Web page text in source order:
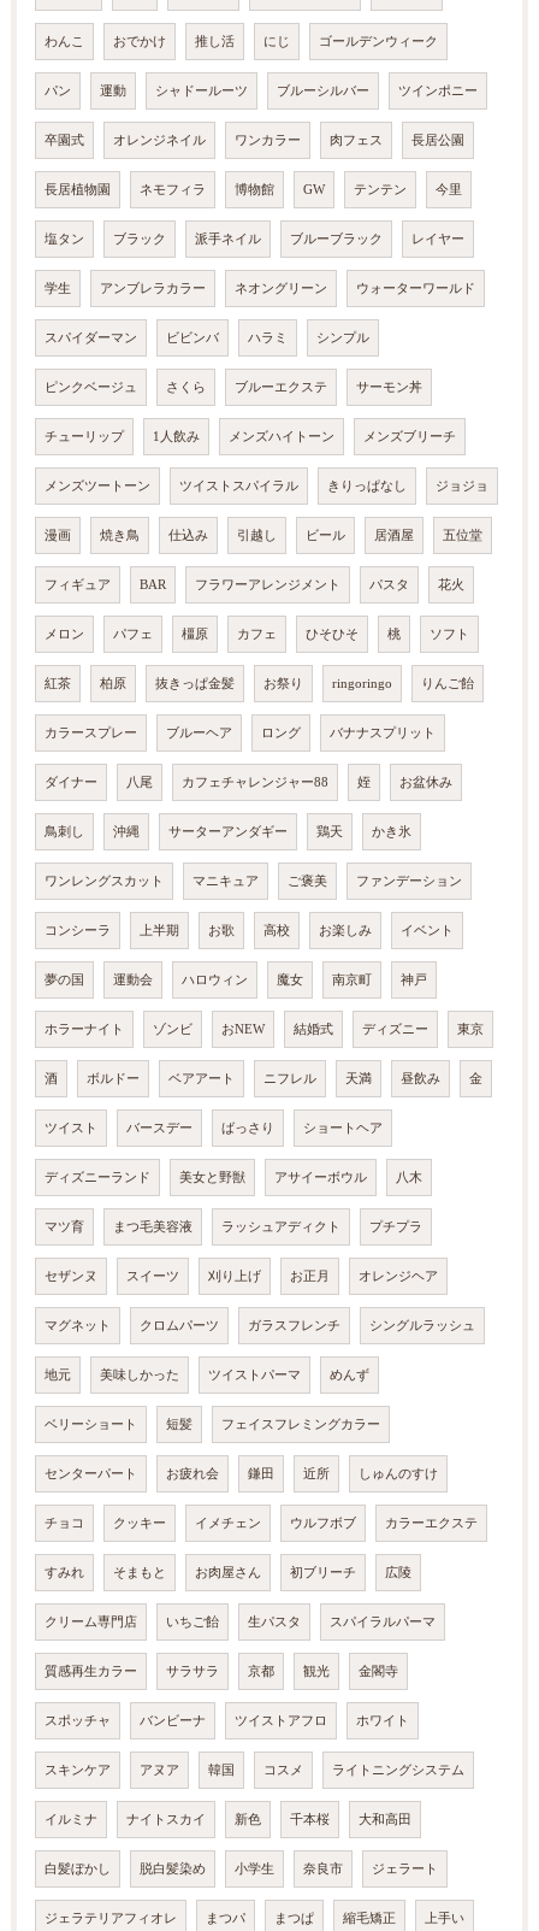
わんこ おでかけ 推し活 にじ ゴールデンウィーク
パン 運動 シャドールーツ ブルーシルバー ツインポニー
卒園式 オレンジネイル ワンカラー 肉フェス 長居公園
長居植物園 ネモフィラ 博物館 GW テンテン 今里
塩タン ブラック 派手ネイル ブルーブラック レイヤー
学生 アンブレラカラー ネオングリーン ウォーターワールド
スパイダーマン ビビンバ ハラミ シンプル
ピンクベージュ さくら ブルーエクステ サーモン丼
チューリップ 1人飲み メンズハイトーン メンズブリーチ
メンズツートーン ツイストスパイラル きりっぱなし ジョジョ
漫画 焼き鳥 仕込み 引越し ビール 居酒屋 五位堂
フィギュア BAR フラワーアレンジメント パスタ 花火
メロン パフェ 橿原 カフェ ひそひそ 桃 ソフト
紅茶 柏原 抜きっぱ金髪 お祭り ringoringo りんご飴
カラースプレー ブルーヘア ロング バナナスプリット
ダイナー 八尾 カフェチャレンジャー88 姪 お盆休み
鳥刺し 沖縄 サーターアンダギー 鶏天 かき氷
ワンレングスカット マニキュア ご褒美 ファンデーション
コンシーラ 上半期 お歌 高校 お楽しみ イベント
夢の国 運動会 ハロウィン 魔女 南京町 神戸
ホラーナイト ゾンビ おNEW 結婚式 ディズニー 東京
酒 ボルドー ベアアート ニフレル 天満 昼飲み 金
ツイスト バースデー ばっさり ショートヘア
ディズニーランド 美女と野獣 アサイーボウル 八木
マツ育 まつ毛美容液 ラッシュアディクト プチプラ
セザンヌ スイーツ 刈り上げ お正月 オレンジヘア
マグネット クロムパーツ ガラスフレンチ シングルラッシュ
地元 美味しかった ツイストパーマ めんず
ベリーショート 短髪 フェイスフレミングカラー
センターパート お疲れ会 鎌田 近所 しゅんのすけ
チョコ クッキー イメチェン ウルフボブ カラーエクステ
すみれ そまもと お肉屋さん 初ブリーチ 広陵
クリーム専門店 いちご飴 生パスタ スパイラルパーマ
質感再生カラー サラサラ 京都 観光 金閣寺
スポッチャ バンビーナ ツイストアフロ ホワイト
スキンケア アヌア 韓国 コスメ ライトニングシステム
イルミナ ナイトスカイ 新色 千本桜 大和高田
白髪ぼかし 脱白髪染め 小学生 奈良市 ジェラート
ジェラテリアフィオレ まつパ まつぱ 縮毛矯正 上手い